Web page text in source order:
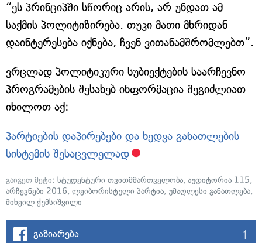
“ეს პრინციპში სწორიც არის, არ უნდათ ამ
საქმის პოლიტიზირება. თუკი მათი მხრიდან
დაინტერესება იქნება, ჩვენ ვითანამშრომლებთ”.
ვრცლად პოლიტიკური სუბიექტების საარჩევნო
პროგრამების შესახებ ინფორმაცია შეგიძლიათ
იხილოთ აქ:
პარტიების დაპირებები და ხედვა განათლების
სისტემის შესაცვლელად
გაიგეთ მეტი: სტუდენტური თვითმმართველობა, აუდიტორია 115,
არჩევნები 2016, ლეიბორისტული პარტია, უმაღლესი განათლება,
მიხეილ ქუმსიშვილი
გაზიარება 1